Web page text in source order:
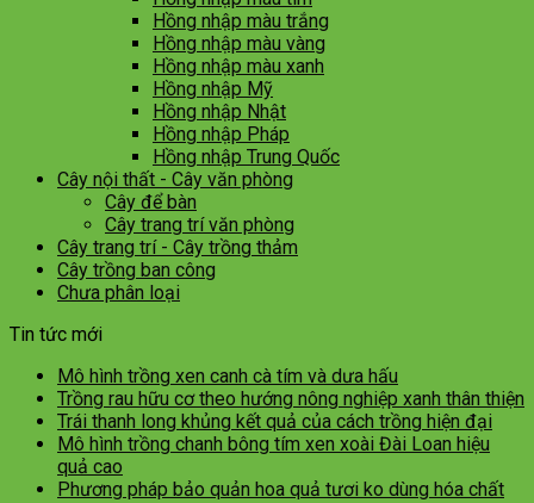
Hồng nhập màu trắng
Hồng nhập màu vàng
Hồng nhập màu xanh
Hồng nhập Mỹ
Hồng nhập Nhật
Hồng nhập Pháp
Hồng nhập Trung Quốc
Cây nội thất - Cây văn phòng
Cây để bàn
Cây trang trí văn phòng
Cây trang trí - Cây trồng thảm
Cây trồng ban công
Chưa phân loại
Tin tức mới
Mô hình trồng xen canh cà tím và dưa hấu
Trồng rau hữu cơ theo hướng nông nghiệp xanh thân thiện
Trái thanh long khủng kết quả của cách trồng hiện đại
Mô hình trồng chanh bông tím xen xoài Đài Loan hiệu
quả cao
Phương pháp bảo quản hoa quả tươi ko dùng hóa chất